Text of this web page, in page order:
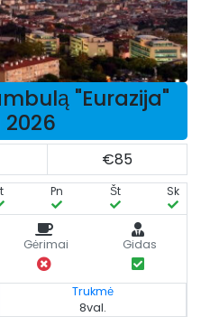
"Eurazija"
€85
Pn Št Sk
Gėrimai Gidas
Trukmė
8val.